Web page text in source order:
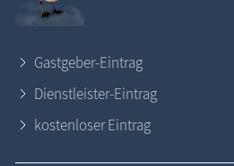
Gastgeber-Eintrag
Dienstleister-Eintrag
kostenloser Eintrag